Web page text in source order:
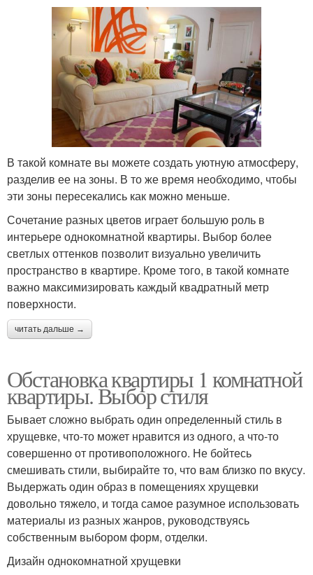
В такой комнате вы можете создать уютную атмосферу,
разделив ее на зоны. В то же время необходимо, чтобы
эти зоны пересекались как можно меньше.
Сочетание разных цветов играет большую роль в
интерьере однокомнатной квартиры. Выбор более
светлых оттенков позволит визуально увеличить
пространство в квартире. Кроме того, в такой комнате
важно максимизировать каждый квадратный метр
поверхности.
читать дальше →
Обстановка квартиры 1 комнатной
квартиры. Выбор стиля
Бывает сложно выбрать один определенный стиль в
хрущевке, что-то может нравится из одного, а что-то
совершенно от противоположного. Не бойтесь
смешивать стили, выбирайте то, что вам близко по вкусу.
Выдержать один образ в помещениях хрущевки
довольно тяжело, и тогда самое разумное использовать
материалы из разных жанров, руководствуясь
собственным выбором форм, отделки.
Дизайн однокомнатной хрущевки